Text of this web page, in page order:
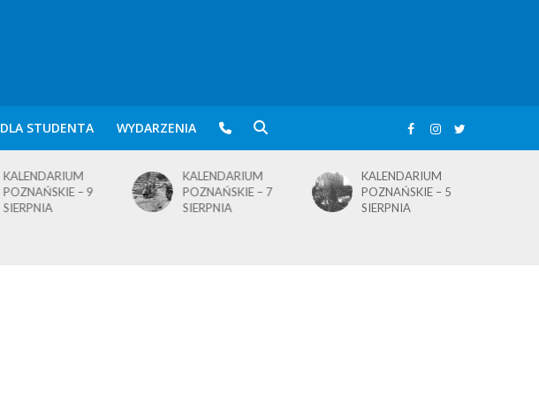
DLA STUDENTA WYDARZENIA
KALENDARIUM
POZNAŃSKIE – 9
SIERPNIA
KALENDARIUM
POZNAŃSKIE – 7
SIERPNIA
KALENDARIUM
POZNAŃSKIE – 5
SIERPNIA